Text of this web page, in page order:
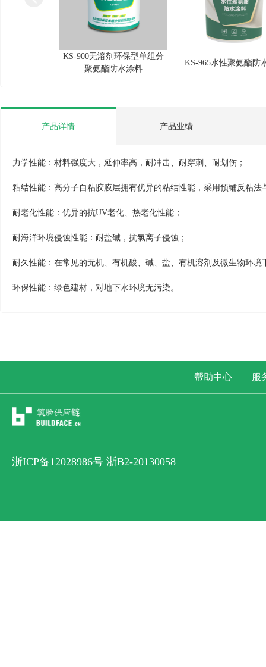
KS-900无溶剂环保型单组分
聚氨酯防水涂料
KS-965水性聚氨酯防
产品详情 产品业绩
力学性能：材料强度大，延伸率高，耐冲击、耐穿刺、耐划伤；
粘结性能：高分子自粘胶膜层拥有优异的粘结性能，采用预铺反粘
耐老化性能：优异的抗UV老化、热老化性能；
耐海洋环境侵蚀性能：耐盐碱，抗氯离子侵蚀；
耐久性能：在常见的无机、有机酸、碱、盐、有机溶剂及微生物环
环保性能：绿色建材，对地下水环境无污染。
帮助中心 服
浙ICP备12028986号 浙B2-20130058